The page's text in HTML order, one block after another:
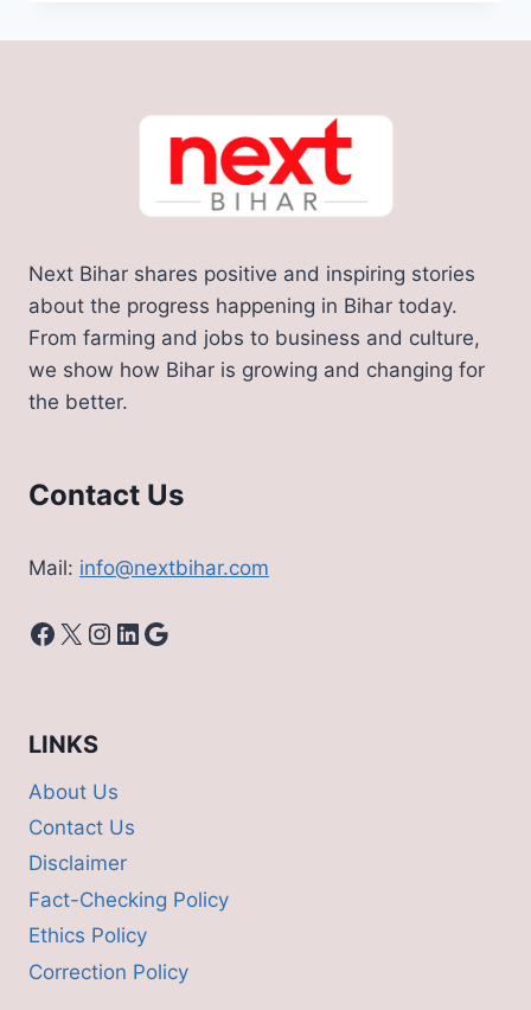
2000
कर
होगा
निर्माण;
मिलेंगे
ढेरों
Next Bihar shares positive and inspiring stories
about the progress happening in Bihar today.
From farming and jobs to business and culture,
we show how Bihar is growing and changing for
the better.
Contact Us
Mail: info@nextbihar.com
Facebook
X Instagram
LinkedIn
Google
LINKS
About Us
Contact Us
Disclaimer
Fact-Checking Policy
Ethics Policy
Correction Policy